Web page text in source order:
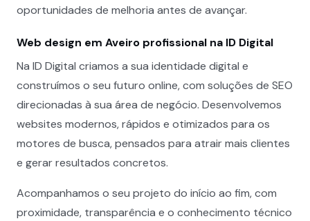
oportunidades de melhoria antes de avançar.
Web design em Aveiro profissional na ID Digital
Na ID Digital criamos a sua identidade digital e
construímos o seu futuro online, com soluções de SEO
direcionadas à sua área de negócio. Desenvolvemos
websites modernos, rápidos e otimizados para os
motores de busca, pensados para atrair mais clientes
e gerar resultados concretos.
Acompanhamos o seu projeto do início ao fim, com
proximidade, transparência e o conhecimento técnico